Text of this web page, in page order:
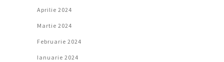
Aprilie 2024
Martie 2024
Februarie 2024
Ianuarie 2024